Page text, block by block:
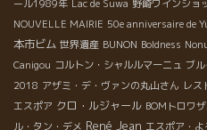
ール1989年 Lac de Suwa 野崎ワインショ
NOUVELLE MAIRIE 50e anniversaire de
本市ビム 世界遺産 BUNON Boldness
Canigou コルトン・シャルルマーニュ ブル
2018 アザミ・デ・ヴァンの丸山さん レ
エスポア クロ・ルジャール BOMトロワ
ル・タン・デメ René Jean エスポア・よ